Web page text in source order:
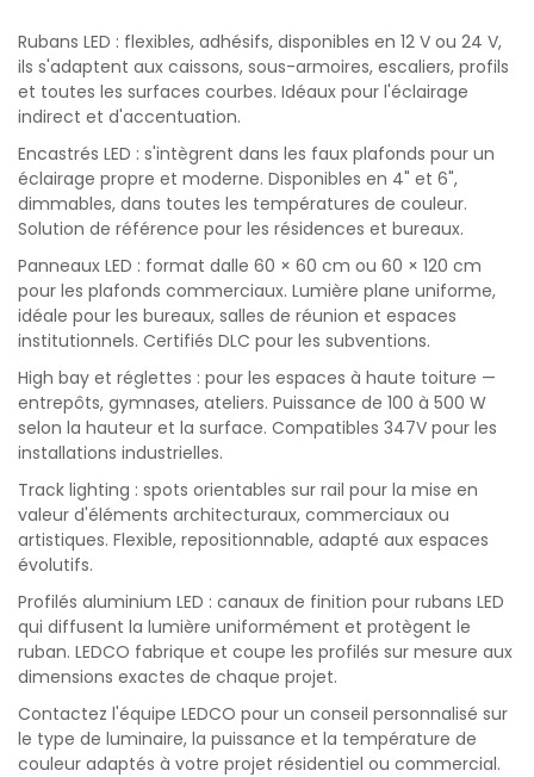
Rubans LED : flexibles, adhésifs, disponibles en 12 V ou 24 V,
ils s'adaptent aux caissons, sous-armoires, escaliers, profils
et toutes les surfaces courbes. Idéaux pour l'éclairage
indirect et d'accentuation.
Encastrés LED : s'intègrent dans les faux plafonds pour un
éclairage propre et moderne. Disponibles en 4" et 6",
dimmables, dans toutes les températures de couleur.
Solution de référence pour les résidences et bureaux.
Panneaux LED : format dalle 60 × 60 cm ou 60 × 120 cm
pour les plafonds commerciaux. Lumière plane uniforme,
idéale pour les bureaux, salles de réunion et espaces
institutionnels. Certifiés DLC pour les subventions.
High bay et réglettes : pour les espaces à haute toiture —
entrepôts, gymnases, ateliers. Puissance de 100 à 500 W
selon la hauteur et la surface. Compatibles 347V pour les
installations industrielles.
Track lighting : spots orientables sur rail pour la mise en
valeur d'éléments architecturaux, commerciaux ou
artistiques. Flexible, repositionnable, adapté aux espaces
évolutifs.
Profilés aluminium LED : canaux de finition pour rubans LED
qui diffusent la lumière uniformément et protègent le
ruban. LEDCO fabrique et coupe les profilés sur mesure aux
dimensions exactes de chaque projet.
Contactez l'équipe LEDCO pour un conseil personnalisé sur
le type de luminaire, la puissance et la température de
couleur adaptés à votre projet résidentiel ou commercial.